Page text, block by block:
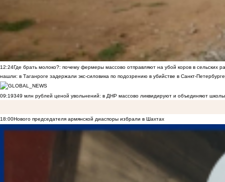
12:24Где брать молоко?: почему фермеры массово отправляют на убой коров в сельских
нашли: в Таганроге задержали экс-силовика по подозрению в убийстве в Санкт-Петербурге
09:19349 млн рублей ценой увольнений: в ДНР массово ликвидируют и объединяют
18:00Нового председателя армянской диаспоры избрали в Шахтах